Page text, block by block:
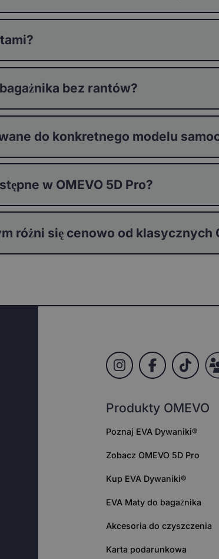
bez rantów?
do konkretnego modelu
w OMEVO 5D Pro?
różni się cenowo od klasycznych
Produkty OMEVO
Poznaj EVA Dywaniki®
Zobacz OMEVO 5D Pro
Kup EVA Dywaniki®
EVA Maty do bagażnika
Akcesoria do czyszczenia
Karta podarunkowa